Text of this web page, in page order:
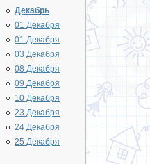
Декабрь
01 Декабря
01 Декабря
03 Декабря
08 Декабря
09 Декабря
10 Декабря
23 Декабря
24 Декабря
25 Декабря